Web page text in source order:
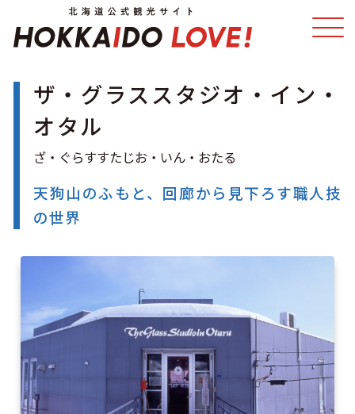
特集
温泉 イベント
モデルコース エリアガイド
キュンちゃんオンラインショップ
北海道はやわかり
ザ・グラススタジオ・イン・
オタル
天狗山のふもと、回廊から見下ろす職人技
の世界